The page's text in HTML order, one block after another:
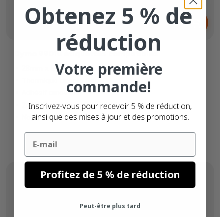
Dès
2,06€
Dymo 99010 étiquettes compatibles
28mm x 89mm
Thermique directe (top)
Adhésif amovible
260 étiquettes
Noyau de 25mm
Obtenez 5 % de
réduction
Votre première
commande!
Inscrivez-vous pour recevoir 5 % de réduction,
ainsi que des mises à jour et des promotions.
Email
Profitez de 5 % de réduction
Peut-être plus tard